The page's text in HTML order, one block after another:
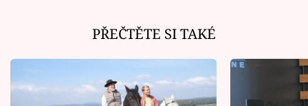
PŘEČTĚTE SI TAKÉ